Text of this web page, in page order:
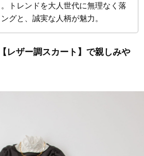
トレンドを大人世代に無理なく落
グと、誠実な人柄が魅力。
レザー調スカート】で親しみや